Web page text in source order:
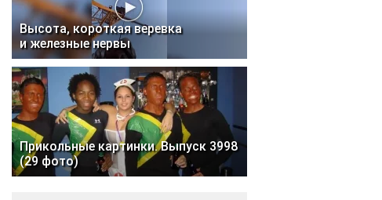
Высота, короткая веревка
и железные нервы
Прикольные картинки. Выпуск 3998
(29 фото)